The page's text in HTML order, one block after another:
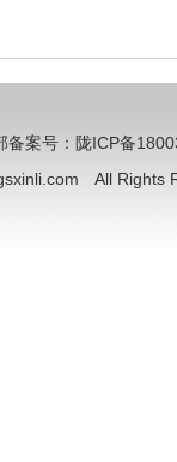
备案号：陇ICP备
All Rights